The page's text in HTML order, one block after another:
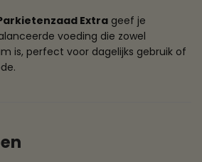
Extra geef je
voeding die zowel
is, perfect voor dagelijks gebruik of